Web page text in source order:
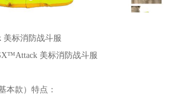
美标消防战斗服
美标消防战斗服
本款）特点：